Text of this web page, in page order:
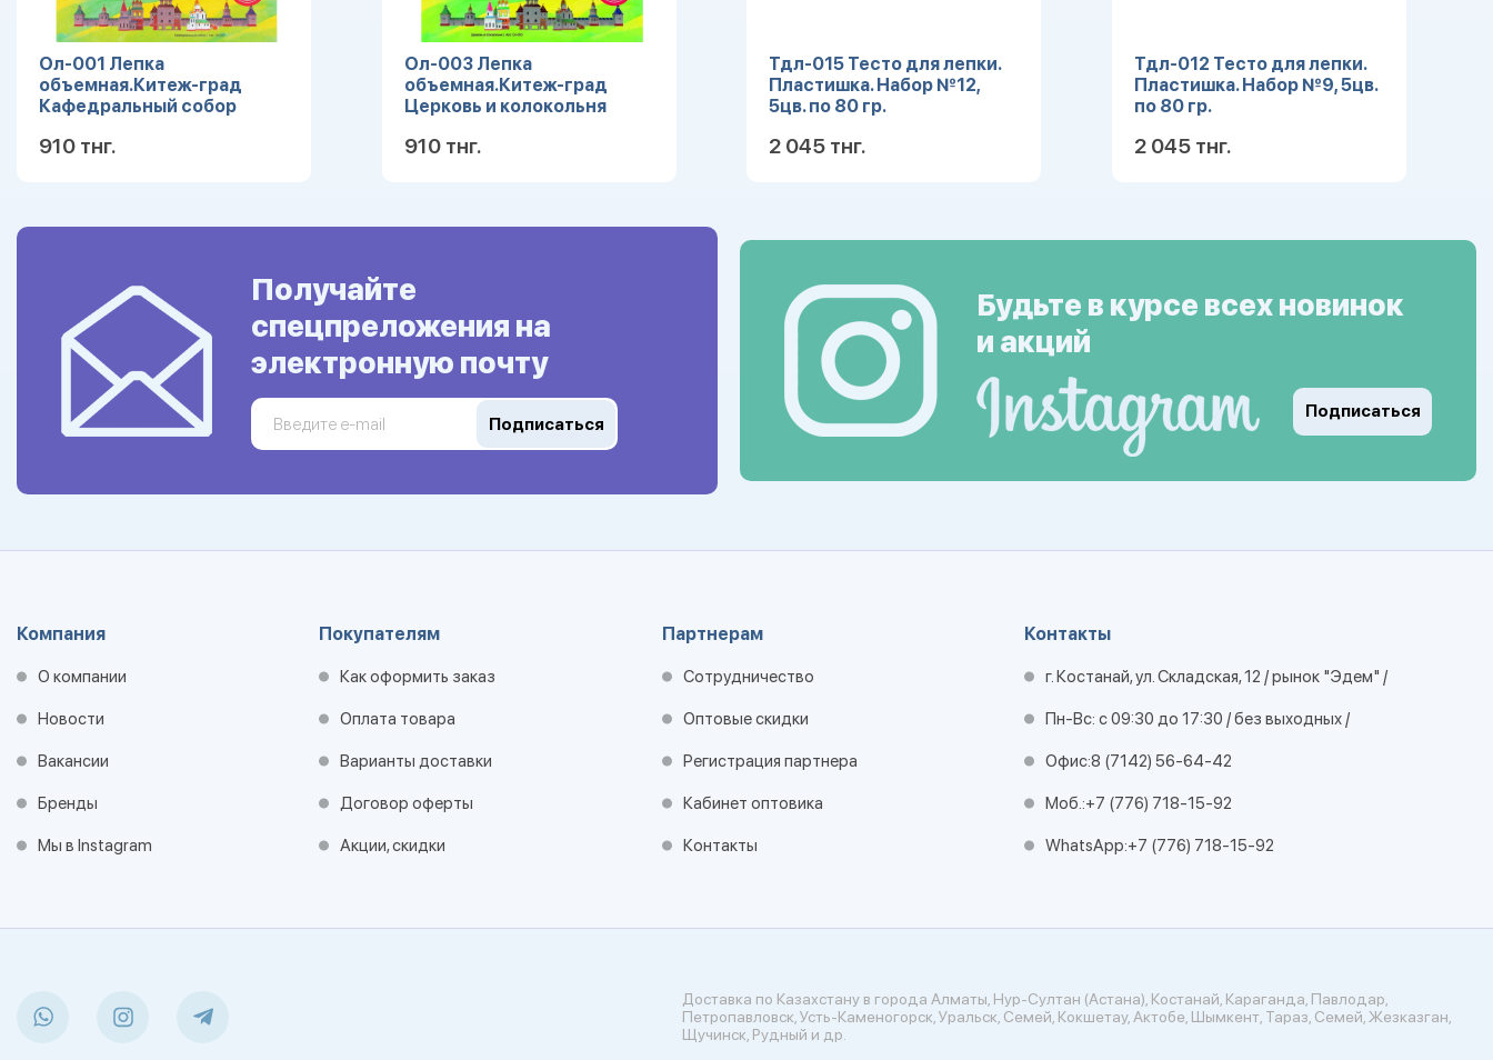
Ол-001 Лепка
объемная.Китеж-град
Кафедральный собор
910 тнг.
Ол-003 Лепка
объемная.Китеж-град
Церковь и колокольня
910 тнг.
Тдл-015 Тесто для лепки.
Пластишка. Набор №12,
5цв. по 80 гр.
2 045 тнг.
Тдл-012 Тесто для лепки.
Пластишка. Набор №9, 5цв.
по 80 гр.
2 045 тнг.
Получайте
спецпреложения на
электронную почту
Подписаться
Будьте в курсе всех новинок
и акций
Подписаться
Компания
О компании
Новости
Вакансии
Бренды
Мы в Instagram
Покупателям
Как оформить заказ
Оплата товара
Варианты доставки
Договор оферты
Акции, скидки
Партнерам
Сотрудничество
Оптовые скидки
Регистрация партнера
Кабинет оптовика
Контакты
Контакты
г. Костанай, ул. Складская, 12 / рынок "Эдем" /
Пн-Вс: с 09:30 до 17:30 / без выходных /
Офис:8 (7142) 56-64-42
Моб.:+7 (776) 718-15-92
WhatsApp:+7 (776) 718-15-92
Доставка по Казахстану в города Алматы, Нур-Султан (Астана), Костанай, Караганда, Павлодар,
Петропавловск, Усть-Каменогорск, Уральск, Семей, Кокшетау, Актобе, Шымкент, Тараз, Семей, Жезказган,
Щучинск, Рудный и др.